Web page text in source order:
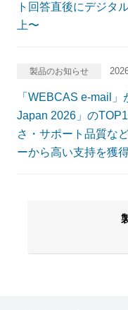
ト回答直後にデジタ
上〜
製品のお知らせ
「WEBCAS e-mail
Japan 2026」の
さ・サポート品質な
ーから高い支持を獲